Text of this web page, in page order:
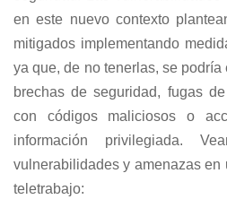
en este nuevo contexto
mitigados implementando
ya que, de no tenerlas, se
brechas de seguridad, fugas
con códigos maliciosos o
información privilegiada.
vulnerabilidades y amenazas en
teletrabajo: